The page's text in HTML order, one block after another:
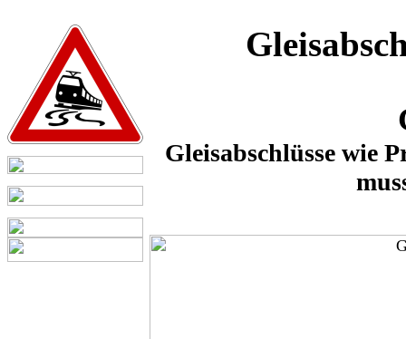
Gleisabschlüsse wie